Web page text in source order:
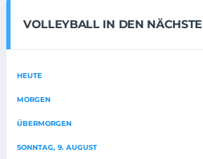
VOLLEYBALL IN DEN
HEUTE
MORGEN
ÜBERMORGEN
SONNTAG, 9. AUGUST